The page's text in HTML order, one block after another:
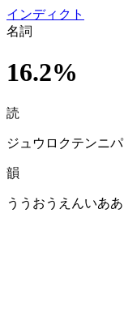
インディクト
名詞
16.2%
読
ジュウロクテンニ
韻
ううおうえんいあ